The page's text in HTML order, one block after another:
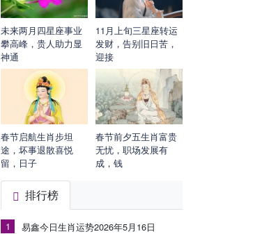
未来两月四星座事业
攀高峰，贵人助力显
神通
11月上旬三星座转运
发财，告别旧日苦，
迎接
春节启航生肖步坦
途，坏事退散喜悦
留，日子
春节前夕五生肖富贵
无忧，职场发展有
成，钱
排行榜
1 易鑫今日生肖运势2026年5月16日